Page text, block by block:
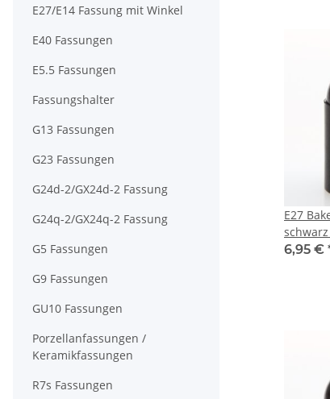
E27
6,95 €
E27/E14 Fassung mit Winkel
E40 Fassungen
E5.5 Fassungen
Fassungshalter
G13 Fassungen
G23 Fassungen
G24d-2/GX24d-2 Fassung
G24q-2/GX24q-2 Fassung
G5 Fassungen
G9 Fassungen
GU10 Fassungen
Porzellanfassungen /
Keramikfassungen
R7s Fassungen